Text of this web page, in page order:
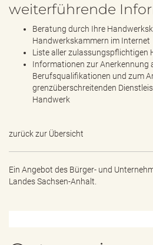
weiterführende
Beratung durch Ihre
Handwerkskammern im Internet
Liste aller zulassungspflichtigen
Informationen zur Anerkennung
Berufsqualifikationen und zum
grenzüberschreitenden
Handwerk
zurück zur Übersicht
Ein Angebot des Bürger- und
Landes Sachsen-Anhalt.